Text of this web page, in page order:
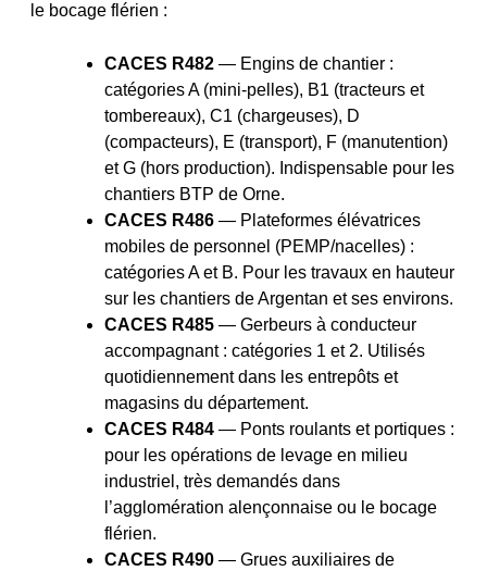
le bocage flérien :
CACES R482 — Engins de chantier :
catégories A (mini-pelles), B1 (tracteurs et
tombereaux), C1 (chargeuses), D
(compacteurs), E (transport), F (manutention)
et G (hors production). Indispensable pour les
chantiers BTP de Orne.
CACES R486 — Plateformes élévatrices
mobiles de personnel (PEMP/nacelles) :
catégories A et B. Pour les travaux en hauteur
sur les chantiers de Argentan et ses environs.
CACES R485 — Gerbeurs à conducteur
accompagnant : catégories 1 et 2. Utilisés
quotidiennement dans les entrepôts et
magasins du département.
CACES R484 — Ponts roulants et portiques :
pour les opérations de levage en milieu
industriel, très demandés dans
l’agglomération alençonnaise ou le bocage
flérien.
CACES R490 — Grues auxiliaires de